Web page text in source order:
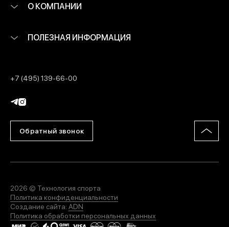
О КОМПАНИИ
ПОЛЕЗНАЯ ИНФОРМАЦИЯ
+7 (495) 139-66-00
Обратный звонок
2026 © Технология спорта
Политика конфиденциальности
Создание сайта: ADN
Политика обработки персональных данных